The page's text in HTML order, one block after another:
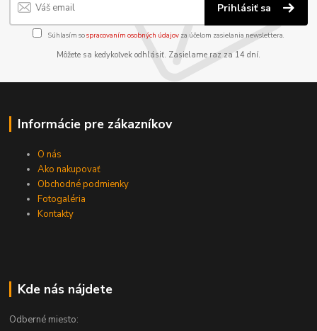
Prihlásiť sa
Súhlasím sospracovaním osobných údajov za účelom zasielania newslettera.
Môžete sa kedykoľvek odhlásiť. Zasielame raz za 14 dní.
Informácie pre zákazníkov
O nás
Ako nakupovať
Obchodné podmienky
Fotogaléria
Kontakty
Kde nás nájdete
Odberné miesto: